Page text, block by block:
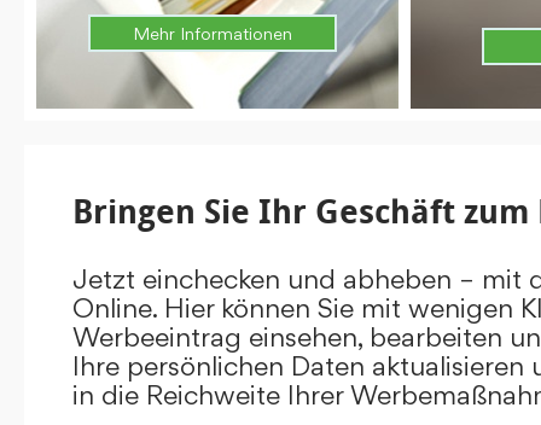
Mehr Informationen
Bringen Sie Ihr Geschäft zum
Jetzt einchecken und abheben – mit
Online. Hier können Sie mit wenigen
Werbeeintrag einsehen, bearbeiten
Ihre persönlichen Daten aktualisieren
in die Reichweite Ihrer